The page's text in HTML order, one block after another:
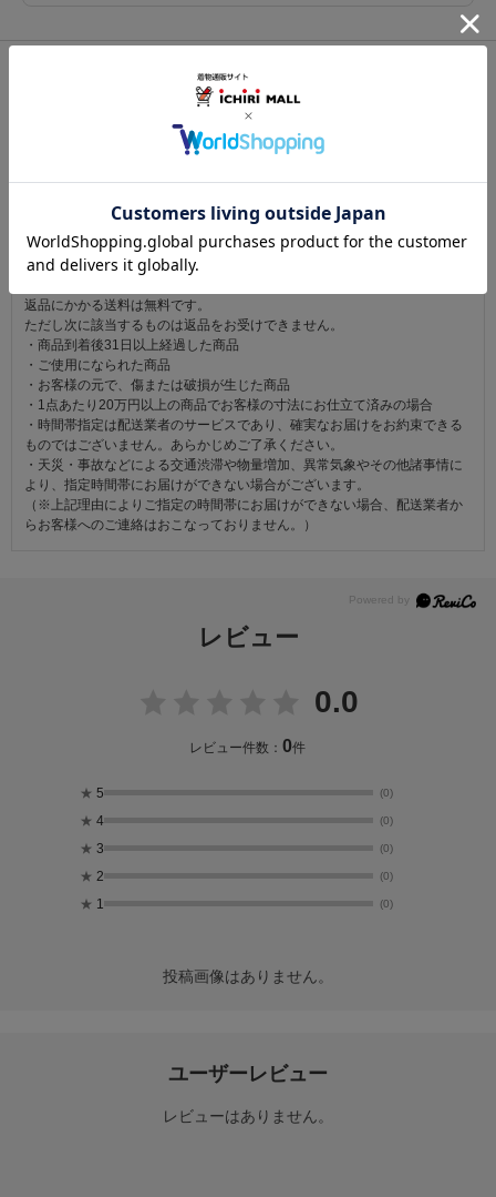
紬（つむぎ）
この商品を見た人は
注意事項
返品にかかる送料は無料です。
ただし次に該当するものは返品をお受けできません。
・商品到着後31日以上経過した商品
・ご使用になられた商品
・お客様の元で、傷または破損が生じた商品
・1点あたり20万円以上の商品でお客様の寸法にお仕立て済みの場合
・時間帯指定は配送業者のサービスであり、確実なお届けをお約束できる
ものではございません。あらかじめご了承ください。
・天災・事故などによる交通渋滞や物量増加、異常気象やその他諸事情に
より、指定時間帯にお届けができない場合がございます。
（※上記理由によりご指定の時間帯にお届けができない場合、配送業者か
らお客様へのご連絡はおこなっておりません。）
レビュー
0.0
レビュー件数：0件
★ 5 (0)
★ 4 (0)
★ 3 (0)
★ 2 (0)
★ 1 (0)
投稿画像はありません。
ユーザーレビュー
レビューはありません。